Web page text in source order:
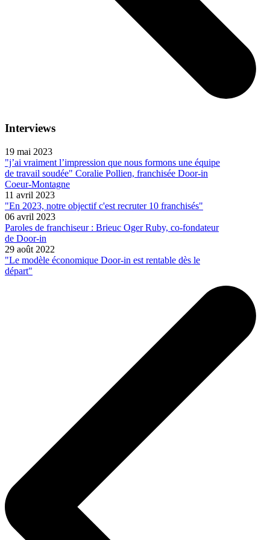
Interviews
19 mai 2023
"j’ai vraiment l’impression que nous formons une équipe
de travail soudée" Coralie Pollien, franchisée Door-in
Coeur-Montagne
11 avril 2023
"En 2023, notre objectif c'est recruter 10 franchisés"
06 avril 2023
Paroles de franchiseur : Brieuc Oger Ruby, co-fondateur
de Door-in
29 août 2022
"Le modèle économique Door-in est rentable dès le
départ"